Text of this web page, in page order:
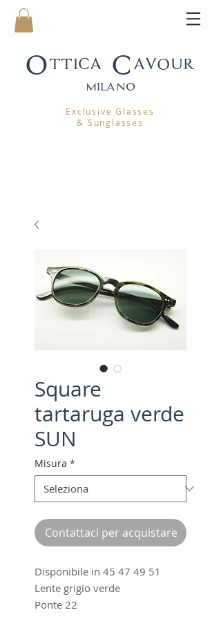
Ottica Cavour
milano
Exclusive Glasses
& Sunglasses
Square
tartaruga verde
SUN
Misura *
Contattaci per acquistare
Disponibile in 45 47 49 51
Lente grigio verde
Ponte 22